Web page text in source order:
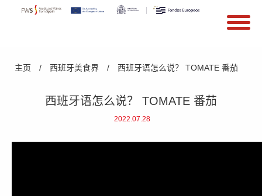
Search form
主页 / 西班牙美食界 / 西班牙语怎么说？ TOMATE 番茄
西班牙语怎么说？ TOMATE 番茄
2022.07.28